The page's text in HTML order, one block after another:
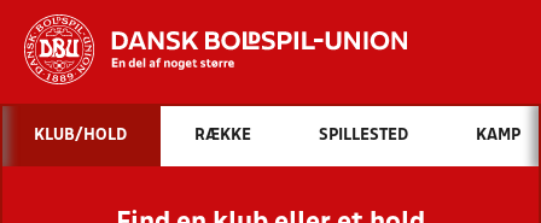
Hvad vil du søge efter?
INDHOLD OG NYHEDER
KLUB/HOLD RÆKKE SPILLESTED KAMP